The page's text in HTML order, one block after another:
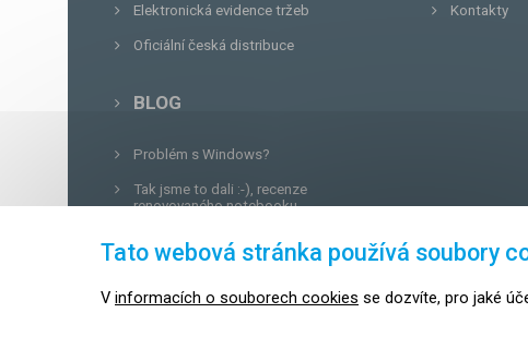
Elektronická evidence tržeb
Oficiální česká distribuce
Kontakty
BLOG
Problém s Windows?
Tak jsme to dali :-), recenze
renovovaného notebooku.
Unboxing, zatím jsme na tom dobře...
Tato webová stránka používá soubory
V informacích o souborech cookies se dozvíte, pro jaké